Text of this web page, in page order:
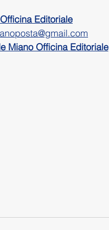
Editoriale
Miano Officina Editoriale